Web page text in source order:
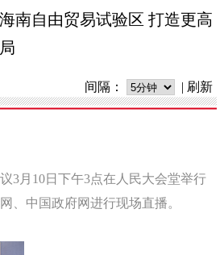
南自由贸易试验区 打造更高
间隔： | 刷新